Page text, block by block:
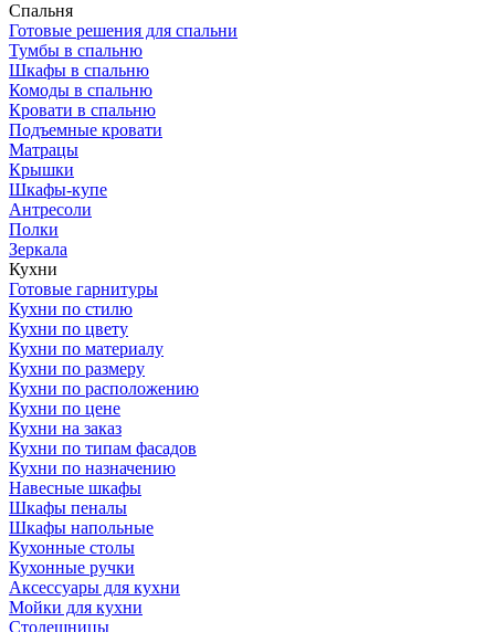
Спальня
Готовые решения для спальни
Тумбы в спальню
Шкафы в спальню
Комоды в спальню
Кровати в спальню
Подъемные кровати
Матрацы
Крышки
Шкафы-купе
Антресоли
Полки
Зеркала
Кухни
Готовые гарнитуры
Кухни по стилю
Кухни по цвету
Кухни по материалу
Кухни по размеру
Кухни по расположению
Кухни по цене
Кухни на заказ
Кухни по типам фасадов
Кухни по назначению
Навесные шкафы
Шкафы пеналы
Шкафы напольные
Кухонные столы
Кухонные ручки
Аксессуары для кухни
Мойки для кухни
Столешницы